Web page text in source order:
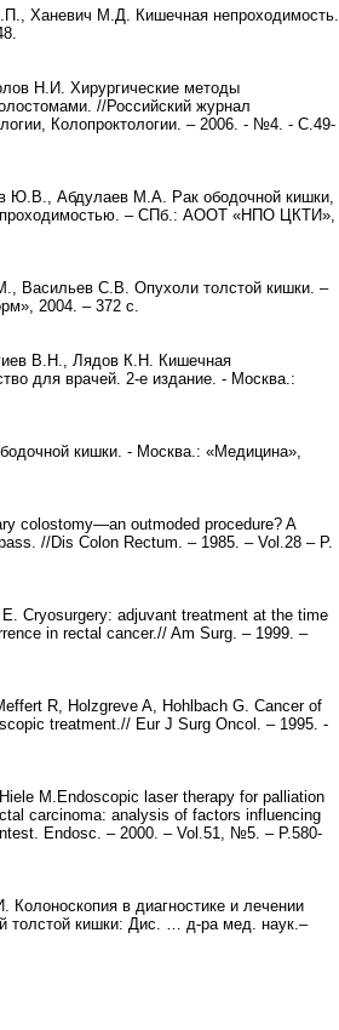
Ханевич М.Д. Кишечная непроходимость.
Н.И. Хирургические методы
//Российский журнал
Колопроктологии. – 2006. - №4. - С.49-
Ю.В., Абдулаев М.А. Рак ободочной кишки,
– СПб.: АООТ «НПО ЦКТИ»,
Васильев С.В. Опухоли толстой кишки. –
2004. – 372 с.
В.Н., Лядов К.Н. Кишечная
для врачей. 2-е издание. - Москва.:
кишки. - Москва.: «Медицина»,
colostomy—an outmoded procedure? A
//Dis Colon Rectum. – 1985. – Vol.28 – P.
Cryosurgery: adjuvant treatment at the time
in rectal cancer.// Am Surg. – 1999. –
R, Holzgreve A, Hohlbach G. Cancer of
treatment.// Eur J Surg Oncol. – 1995. -
M.Endoscopic laser therapy for palliation
carcinoma: analysis of factors influencing
Endosc. – 2000. – Vol.51, №5. – P.580-
Колоноскопия в диагностике и лечении
толстой кишки: Дис. … д-ра мед. наук.–